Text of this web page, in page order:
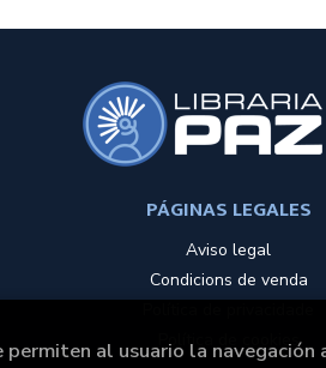
PÁGINAS LEGALES
Aviso legal
Condicions de venda
Política de cookies
al usuario la navegación